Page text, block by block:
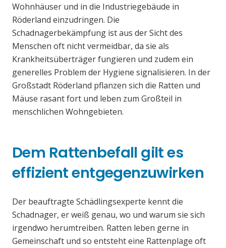
Wohnhäuser und in die Industriegebäude in
Röderland einzudringen. Die
Schadnagerbekämpfung ist aus der Sicht des
Menschen oft nicht vermeidbar, da sie als
Krankheitsüberträger fungieren und zudem ein
generelles Problem der Hygiene signalisieren. In der
Großstadt Röderland pflanzen sich die Ratten und
Mäuse rasant fort und leben zum Großteil in
menschlichen Wohngebieten.
Dem Rattenbefall gilt es
effizient entgegenzuwirken
Der beauftragte Schädlingsexperte kennt die
Schadnager, er weiß genau, wo und warum sie sich
irgendwo herumtreiben. Ratten leben gerne in
Gemeinschaft und so entsteht eine Rattenplage oft